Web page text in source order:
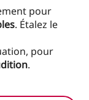
pour
. Étalez le
pour
.